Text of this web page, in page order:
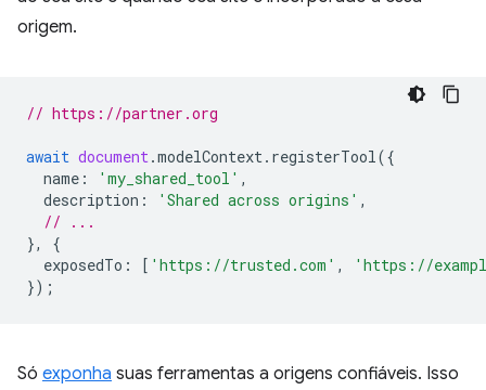
origem.
// https://partner.org
await document.modelContext. registerTool({
name : 'my_shared_tool' ,
description : 'Shared across origins' ,
// ...
},
{
exposedTo : [ 'https://trusted.com' ,
'https://
});
Só exponha suas ferramentas a origens confiáveis. Isso